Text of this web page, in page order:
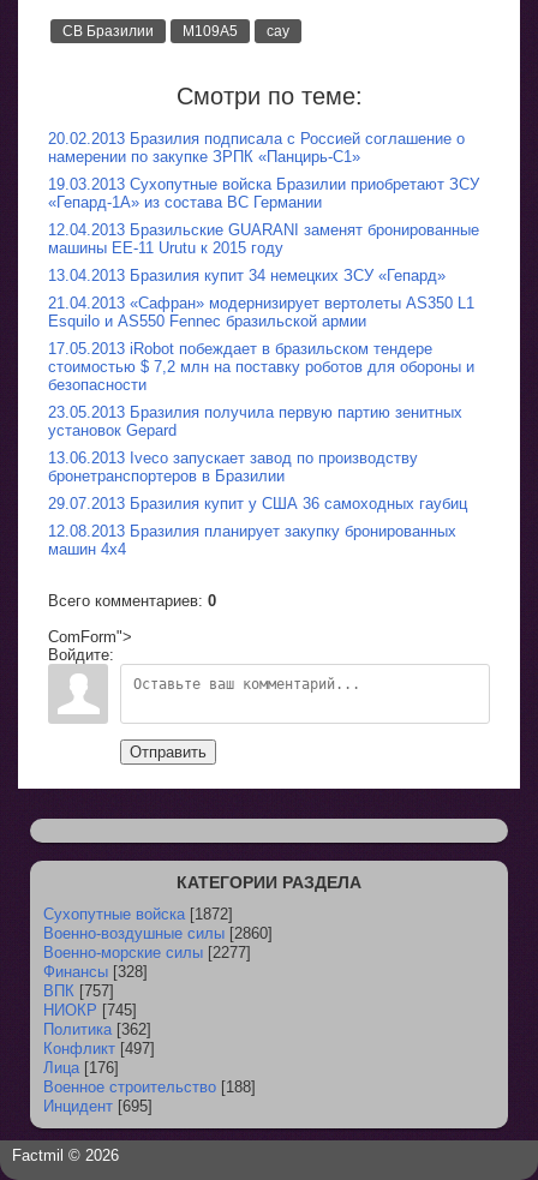
СВ Бразилии М109А5 сау
Смотри по теме:
20.02.2013 Бразилия подписала с Россией соглашение о
намерении по закупке ЗРПК «Панцирь-С1»
19.03.2013 Сухопутные войска Бразилии приобретают ЗСУ
«Гепард-1A» из состава ВС Германии
12.04.2013 Бразильские GUARANI заменят бронированные
машины EE-11 Urutu к 2015 году
13.04.2013 Бразилия купит 34 немецких ЗСУ «Гепард»
21.04.2013 «Сафран» модернизирует вертолеты AS350 L1
Esquilo и AS550 Fennec бразильской армии
17.05.2013 iRobot побеждает в бразильском тендере
стоимостью $ 7,2 млн на поставку роботов для обороны и
безопасности
23.05.2013 Бразилия получила первую партию зенитных
установок Gepard
13.06.2013 Iveco запускает завод по производству
бронетранспортеров в Бразилии
29.07.2013 Бразилия купит у США 36 самоходных гаубиц
12.08.2013 Бразилия планирует закупку бронированных
машин 4x4
Всего комментариев: 0
ComForm">
Войдите:
Отправить
КАТЕГОРИИ РАЗДЕЛА
Сухопутные войска [1872]
Военно-воздушные силы [2860]
Военно-морские силы [2277]
Финансы [328]
ВПК [757]
НИОКР [745]
Политика [362]
Конфликт [497]
Лица [176]
Военное строительство [188]
Инцидент [695]
Factmil © 2026